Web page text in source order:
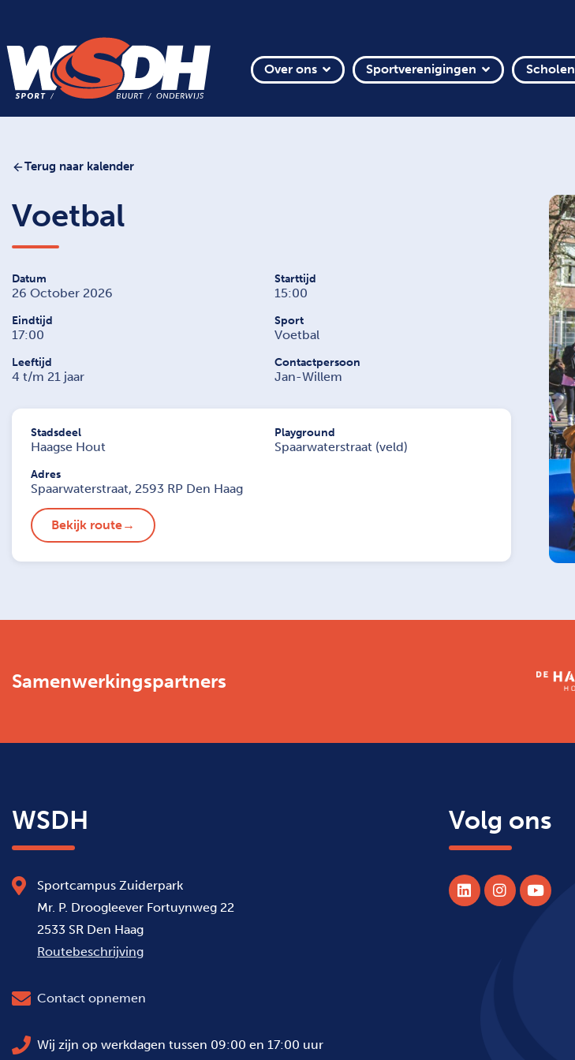
Over ons Sportverenigingen Scholen
Terug naar kalender
Voetbal
Datum
26 October 2026
Starttijd
15:00
Eindtijd
17:00
Sport
Voetbal
Leeftijd
4 t/m 21 jaar
Contactpersoon
Jan-Willem
Stadsdeel
Haagse Hout
Playground
Spaarwaterstraat (veld)
Adres
Spaarwaterstraat, 2593 RP Den Haag
Bekijk route
Samenwerkingspartners
WSDH
Sportcampus Zuiderpark
Mr. P. Droogleever Fortuynweg 22
2533 SR Den Haag
Routebeschrijving
Contact opnemen
Wij zijn op werkdagen tussen 09:00 en 17:00 uur
Volg ons